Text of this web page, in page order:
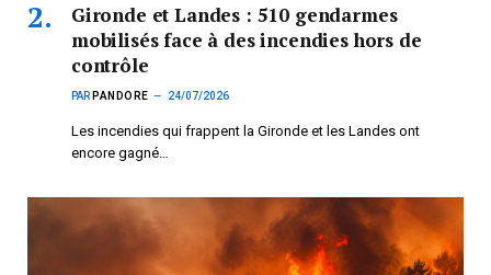
Gironde et Landes : 510 gendarmes
mobilisés face à des incendies hors de
contrôle
PAR PANDORE 24/07/2026
Les incendies qui frappent la Gironde et les Landes ont
encore gagné…